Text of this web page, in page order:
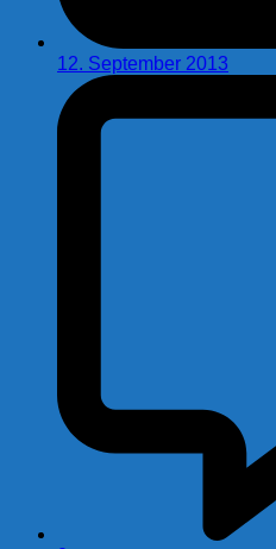
12. September 2013